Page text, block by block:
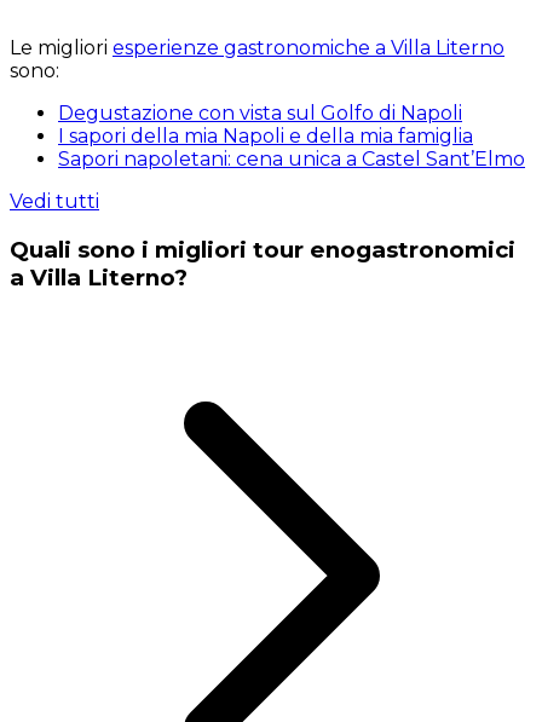
Le migliori esperienze gastronomiche a Villa Literno
sono:
Degustazione con vista sul Golfo di Napoli
I sapori della mia Napoli e della mia famiglia
Sapori napoletani: cena unica a Castel Sant’Elmo
Vedi tutti
Quali sono i migliori tour enogastronomici
a Villa Literno?